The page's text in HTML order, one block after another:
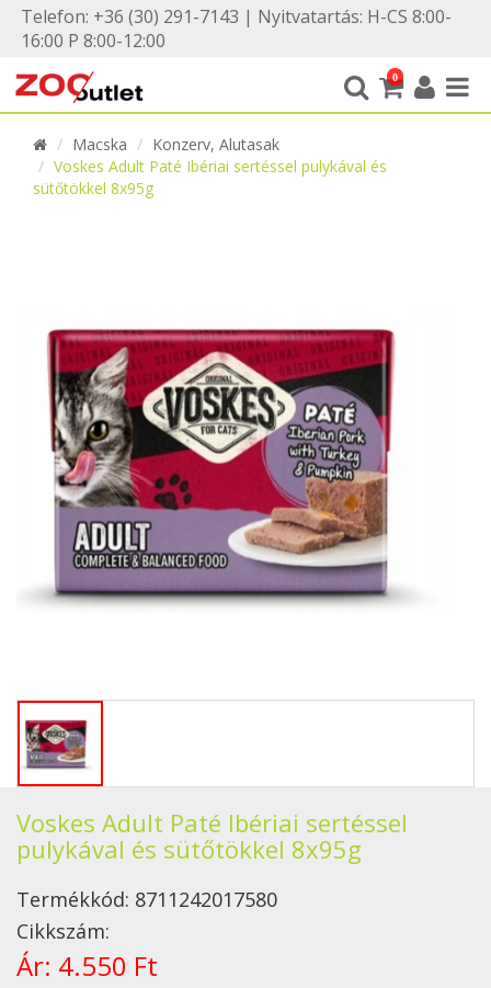
Telefon: +36 (30) 291-7143 | Nyitvatartás: H-CS 8:00-
16:00 P 8:00-12:00
0
Macska
Konzerv, Alutasak
Voskes Adult Paté Ibériai sertéssel pulykával és
sütőtökkel 8x95g
Voskes Adult Paté Ibériai sertéssel
pulykával és sütőtökkel 8x95g
Termékkód: 8711242017580
Cikkszám:
Ár: 4.550 Ft